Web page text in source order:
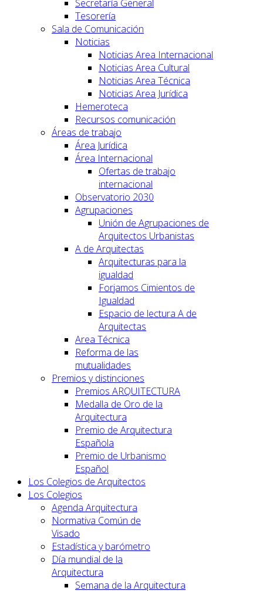
Secretaría General
Tesorería
Sala de Comunicación
Noticias
Noticias Area Internacional
Noticias Area Cultural
Noticias Area Técnica
Noticias Area Jurídica
Hemeroteca
Recursos comunicación
Áreas de trabajo
Área Jurídica
Área Internacional
Ofertas de trabajo
internacional
Observatorio 2030
Agrupaciones
Unión de Agrupaciones de
Arquitectos Urbanistas
A de Arquitectas
Arquitecturas para la
igualdad
Forjamos Cimientos de
Igualdad
Espacio de lectura A de
Arquitectas
Area Técnica
Reforma de las
mutualidades
Premios y distinciones
Premios ARQUITECTURA
Medalla de Oro de la
Arquitectura
Premio de Arquitectura
Española
Premio de Urbanismo
Español
Los Colegios de Arquitectos
Los Colegios
Agenda Arquitectura
Normativa Común de
Visado
Estadística y barómetro
Día mundial de la
Arquitectura
Semana de la Arquitectura